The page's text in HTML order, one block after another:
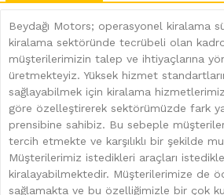
Beydağı Motors; operasyonel kiralama
kiralama sektöründe tecrübeli olan
müşterilerimizin talep ve ihtiyaçlarına
üretmekteyiz. Yüksek hizmet
sağlayabilmek için kiralama
göre özelleştirerek sektörümüzde fark
prensibine sahibiz. Bu sebeple
tercih etmekte ve karşılıklı bir şekilde
Müşterilerimiz istedikleri araçları
kiralayabilmektedir. Müşterilerimize de
sağlamakta ve bu özelliğimizle bir çok